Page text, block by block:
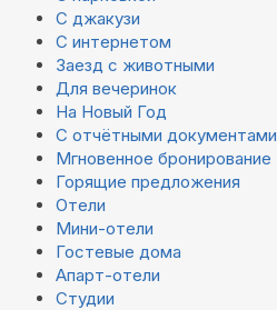
С джакузи
С интернетом
Заезд с животными
Для вечеринок
На Новый Год
С отчётными документами
Мгновенное бронирование
Горящие предложения
Отели
Мини-отели
Гостевые дома
Апарт-отели
Студии